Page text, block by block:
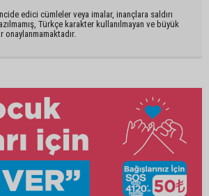
edici cümleler veya imalar, inançlara saldırı
Türkçe karakter kullanılmayan ve büyük
onaylanmamaktadır.